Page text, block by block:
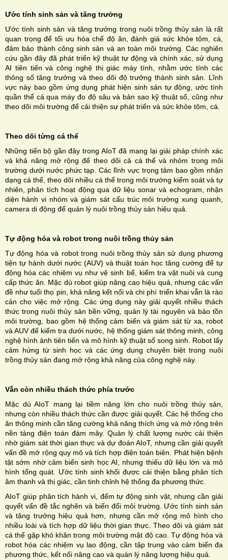
Ước tính sinh sản và tăng trưởng
Ước tính sinh sản và tăng trưởng trong nuôi trồng thủy sản là rất
quan trọng để tối ưu hóa chế độ ăn, đánh giá sức khỏe tôm, cá,
đảm bảo thành công sinh sản và an toàn môi trường. Các nghiên
cứu gần đây đã phát triển kỹ thuật tự động và chính xác, sử dụng
AI tiên tiến và công nghệ thị giác máy tính, nhằm ước tính các
thông số tăng trưởng và theo dõi độ trưởng thành sinh sản. Lĩnh
vực này bao gồm ứng dụng phát hiện sinh sản tự động, ước tính
quần thể cá qua máy đo độ sâu và bản sao kỹ thuật số, cũng như
theo dõi môi trường để cải thiện sự phát triển và sức khỏe tôm, cá.
Theo dõi từng cá thể
Những tiến bộ gần đây trong AIoT đã mang lại giải pháp chính xác
và khả năng mở rộng để theo dõi cả cá thể và nhóm trong môi
trường dưới nước phức tạp. Các lĩnh vực trọng tâm bao gồm nhận
dạng cá thể, theo dõi nhiều cá thể trong môi trường kiểm soát và tự
nhiên, phân tích hoạt động qua dữ liệu sonar và echogram, nhận
diện hành vi nhóm và giám sát cấu trúc môi trường xung quanh,
camera di động để quản lý nuôi trồng thủy sản hiệu quả.
Tự động hóa và robot trong nuôi trồng thủy sản
Tự động hóa và robot trong nuôi trồng thủy sản sử dụng phương
tiện tự hành dưới nước (AUV) và thuật toán học tăng cường để tự
động hóa các nhiệm vụ như vệ sinh bể, kiểm tra vật nuôi và cung
cấp thức ăn. Mặc dù robot giúp nâng cao hiệu quả, nhưng các vấn
đề như tuổi thọ pin, khả năng kết nối và chi phí triển khai vẫn là rào
cản cho việc mở rộng. Các ứng dụng này giải quyết nhiều thách
thức trong nuôi thủy sản bền vững, quản lý tài nguyên và bảo tồn
môi trường, bao gồm hệ thống cảm biến và giám sát từ xa, robot
và AUV để kiểm tra dưới nước, hệ thống giám sát thông minh, công
nghệ hình ảnh tiên tiến và mô hình kỹ thuật số song sinh. Robot lấy
cảm hứng từ sinh học và các ứng dụng chuyên biệt trong nuôi
trồng thủy sản đang mở rộng khả năng của công nghệ này.
Vẫn còn nhiều thách thức phía trước
Mặc dù AIoT mang lại tiềm năng lớn cho nuôi trồng thủy sản,
nhưng còn nhiều thách thức cần được giải quyết. Các hệ thống cho
ăn thông minh cần tăng cường khả năng thích ứng và mở rộng trên
nền tảng điện toán đám mây. Quản lý chất lượng nước cải thiện
nhờ giám sát thời gian thực và dự đoán AIoT, nhưng cần giải quyết
vấn đề mở rộng quy mô và tích hợp điện toán biên. Phát hiện bệnh
tật sớm nhờ cảm biến sinh học AI, nhưng thiếu dữ liệu lớn và mô
hình tổng quát. Ước tính sinh khối được cải thiện bằng phân tích
âm thanh và thị giác, cần tinh chỉnh hệ thống đa phương thức.
AIoT giúp phân tích hành vi, đếm tự động sinh vật, nhưng cần giải
quyết vấn đề tắc nghẽn và biến đổi môi trường. Ước tính sinh sản
và tăng trưởng hiệu quả hơn, nhưng cần mở rộng mô hình cho
nhiều loài và tích hợp dữ liệu thời gian thực. Theo dõi và giám sát
cá thể gặp khó khăn trong môi trường mật độ cao. Tự động hóa và
robot hóa các nhiệm vụ lao động, cần tập trung vào cảm biến đa
phương thức, kết nối nâng cao và quản lý năng lượng hiệu quả.